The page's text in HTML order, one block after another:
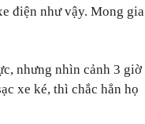
điện như vậy. Mong gia
nhưng nhìn cảnh 3 giờ
xe ké, thì chắc hẳn họ